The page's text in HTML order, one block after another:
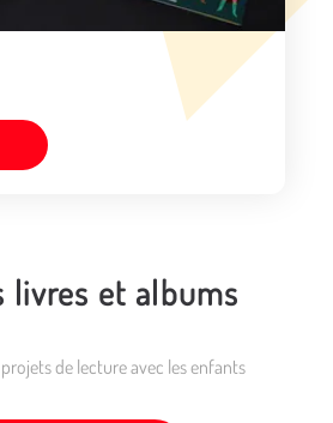
livres et albums
de lecture avec les enfants